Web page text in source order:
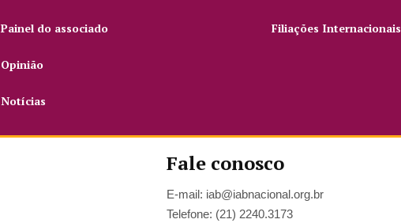
Painel do associado
Opinião
Notícias
Filiações Internacionais
Fale conosco
E-mail: iab@iabnacional.org.br
Telefone: (21) 2240.3173